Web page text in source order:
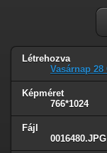
Létrehozva
Vasárnap 28
Képméret
766*1024
Fájl
0016480.JPG